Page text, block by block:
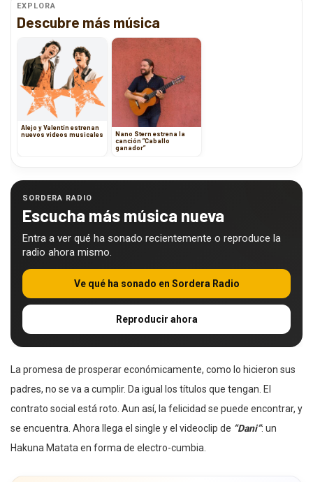
EXPLORA
Descubre más música
Alejo y Valentín estrenan
nuevos videos musicales
Nano Stern estrena la
canción ”Caballo
ganador”
SORDERA RADIO
Escucha más música nueva
Entra a ver qué ha sonado recientemente o reproduce la
radio ahora mismo.
Ve qué ha sonado en Sordera Radio
Reproducir ahora
La promesa de prosperar económicamente, como lo hicieron sus
padres, no se va a cumplir. Da igual los títulos que tengan. El
contrato social está roto. Aun así, la felicidad se puede encontrar, y
se encuentra. Ahora llega el single y el videoclip de “Dani”: un
Hakuna Matata en forma de electro-cumbia.